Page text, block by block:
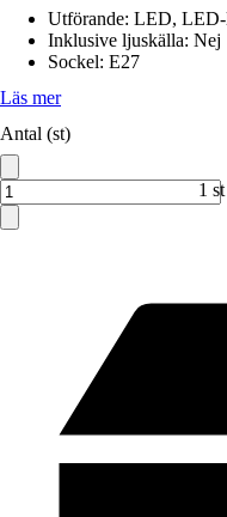
Utförande: LED, LED-
Inklusive ljuskälla: Nej
Sockel: E27
Läs mer
Antal (st)
1 st